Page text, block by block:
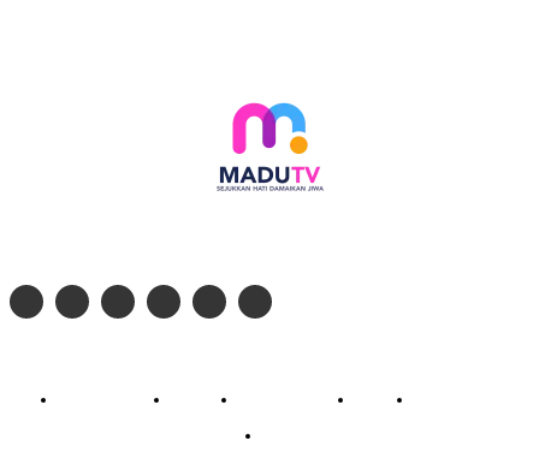
Profil Madu TV Redaksi Pedoman Siber Kontak